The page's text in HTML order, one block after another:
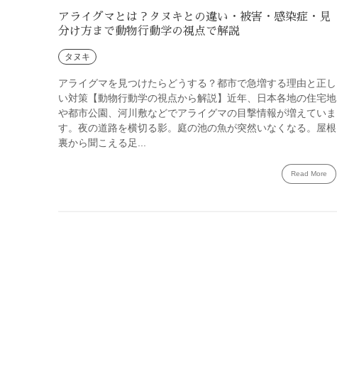
アライグマとは？タヌキとの違い・被害・感染症・見
分け方まで動物行動学の視点で解説
タヌキ
アライグマを見つけたらどうする？都市で急増する理由と正し
い対策【動物行動学の視点から解説】近年、日本各地の住宅地
や都市公園、河川敷などでアライグマの目撃情報が増えていま
す。夜の道路を横切る影。庭の池の魚が突然いなくなる。屋根
裏から聞こえる足...
Read More